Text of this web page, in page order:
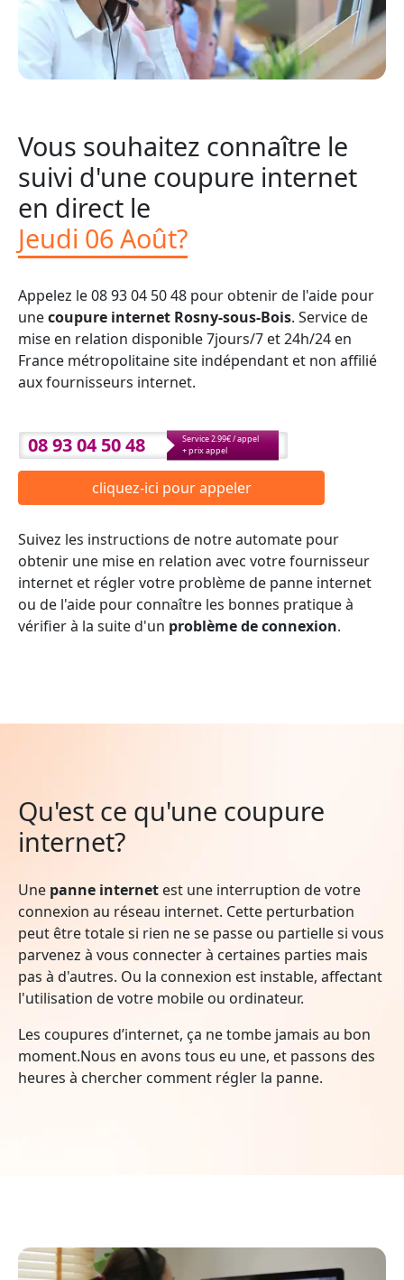
Vous souhaitez connaître le
suivi d'une coupure internet
en direct le
Jeudi 06 Août?
Appelez le 08 93 04 50 48 pour obtenir de l'aide pour
unecoupure internet Rosny-sous-Bois. Service de
mise en relation disponible 7jours/7 et 24h/24 en
France métropolitaine site indépendant et non affilié
aux fournisseurs internet.
08 93 04 50 48
Service 2.99€ / appel
+ prix appel
cliquez-ici pour appeler
Suivez les instructions de notre automate pour
obtenir une mise en relation avec votre fournisseur
internet et régler votre problème de panne internet
ou de l'aide pour connaître les bonnes pratique à
vérifier à la suite d'un problème de connexion.
Qu'est ce qu'une coupure
internet?
Une panne internet est une interruption de votre
connexion au réseau internet. Cette perturbation
peut être totale si rien ne se passe ou partielle si vous
parvenez à vous connecter à certaines parties mais
pas à d'autres. Ou la connexion est instable, affectant
l'utilisation de votre mobile ou ordinateur.
Les coupures d’internet, ça ne tombe jamais au bon
moment.Nous en avons tous eu une, et passons des
heures à chercher comment régler la panne.